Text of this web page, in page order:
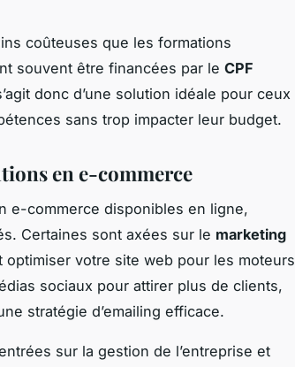
coûteuses que les formations
souvent être financées par le CPF
donc d’une solution idéale pour ceux
sans trop impacter leur budget.
en e-commerce
e-commerce disponibles en ligne,
Certaines sont axées sur le marketing
votre site web pour les moteurs
sociaux pour attirer plus de clients,
stratégie d’emailing efficace.
sur la gestion de l’entreprise et